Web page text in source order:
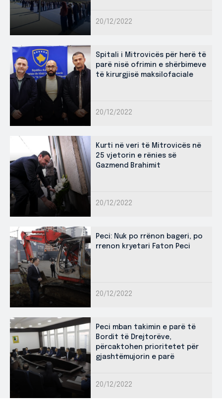
20/12/2022
Spitali i Mitrovicës për herë të
parë nisë ofrimin e shërbimeve
të kirurgjisë maksilofaciale
20/12/2022
Kurti në veri të Mitrovicës në
25 vjetorin e rënies së
Gazmend Brahimit
20/12/2022
Peci: Nuk po rrënon bageri, po
rrenon kryetari Faton Peci
20/12/2022
Peci mban takimin e parë të
Bordit të Drejtorëve,
përcaktohen prioritetet për
gjashtëmujorin e parë
20/12/2022